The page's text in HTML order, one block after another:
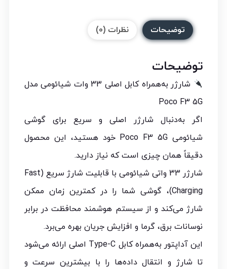
توضیحات نظرات (0)
توضیحات
شارژر به‌همراه کابل اصلی 33 وات شیائومی مدل
Poco F3 5G
اگر به‌دنبال شارژر اصلی و سریع برای گوشی
شیائومی Poco F3 5G خود هستید، این محصول
دقیقاً همان چیزی است که نیاز دارید.
شارژر 33 واتی شیائومی با قابلیت شارژ سریع (Fast
Charging)، گوشی شما را در کمترین زمان ممکن
شارژ می‌کند و از سیستم هوشمند محافظت در برابر
نوسانات برق، گرما و افزایش جریان بهره می‌برد.
این آداپتور به‌همراه کابل Type-C اصلی ارائه می‌شود
تا شارژ و انتقال داده‌ها را با بیشترین سرعت و